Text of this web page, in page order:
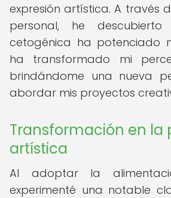
expresión artística. A través
personal, he
cetogénica ha potenciado
ha transformado mi
brindándome una nueva
abordar mis proyectos
Transformación en la
artística
Al adoptar la
experimenté una notable